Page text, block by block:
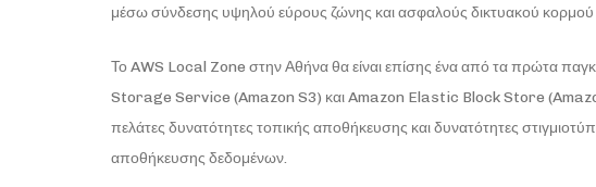
μέσω σύνδεσης υψηλού εύρους ζώνης και ασφαλούς δικτυακού κορμού
Το AWS Local Zone στην Αθήνα θα είναι επίσης ένα από τα πρώτα
Storage Service (Amazon S3) και Amazon Elastic Block Store
πελάτες δυνατότητες τοπικής αποθήκευσης και δυνατότητες
αποθήκευσης δεδομένων.